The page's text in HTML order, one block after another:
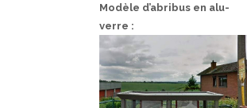
Modèle d’abribus en alu-
verre :